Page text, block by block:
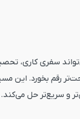
سفری کاری،
رقم بخورد. این
و سریع‌تر حل